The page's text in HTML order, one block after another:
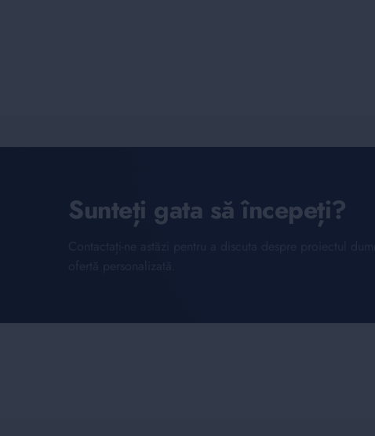
Sunteți gata să începeți?